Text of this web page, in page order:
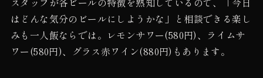
はどんな気分のビールにしようかな」と相談できる楽し
みも一人飯ならでは。レモンサワー(580円)、ライムサ
ワー(580円)、グラス赤ワイン(880円)もあります。